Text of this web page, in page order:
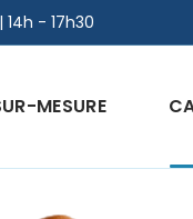
14h - 17h30
MESURE